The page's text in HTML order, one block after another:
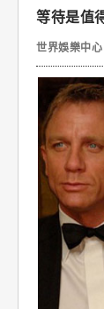
等待是值
世界娛樂中